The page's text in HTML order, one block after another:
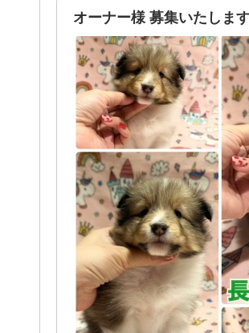
オーナー様 募集いたしま